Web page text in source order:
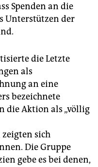
Spenden an die
Unterstützen der
die Letzte
als
an eine
bezeichnete
die Aktion als „völlig
sich
Die Gruppe
gebe es bei denen,